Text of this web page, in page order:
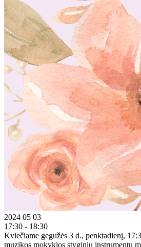
2024 05 03
17:30 - 18:30
Kviečiame gegužės 3 d., penktadienį,
muzikos mokyklos styginių instrumentų